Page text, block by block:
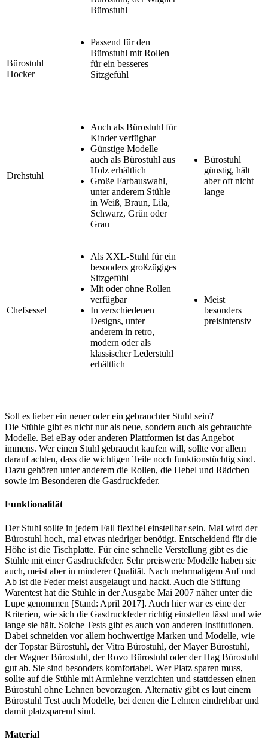
Bürostuhl
Bürostuhl
Hocker
Passend für den
Bürostuhl mit Rollen
für ein besseres
Sitzgefühl
Drehstuhl
Auch als Bürostuhl für
Kinder verfügbar
Günstige Modelle
auch als Bürostuhl aus
Holz erhältlich
Große Farbauswahl,
unter anderem Stühle
in Weiß, Braun, Lila,
Schwarz, Grün oder
Grau
Bürostuhl
günstig, hält
aber oft nicht
lange
Chefsessel
Als XXL-Stuhl für ein
besonders großzügiges
Sitzgefühl
Mit oder ohne Rollen
verfügbar
In verschiedenen
Designs, unter
anderem in retro,
modern oder als
klassischer Lederstuhl
erhältlich
Meist
besonders
preisintensiv
Soll es lieber ein neuer oder ein gebrauchter Stuhl sein?
Die Stühle gibt es nicht nur als neue, sondern auch als gebrauchte
Modelle. Bei eBay oder anderen Plattformen ist das Angebot
immens. Wer einen Stuhl gebraucht kaufen will, sollte vor allem
darauf achten, dass die wichtigen Teile noch funktionstüchtig sind.
Dazu gehören unter anderem die Rollen, die Hebel und Rädchen
sowie im Besonderen die Gasdruckfeder.
Funktionalität
Der Stuhl sollte in jedem Fall flexibel einstellbar sein. Mal wird der
Bürostuhl hoch, mal etwas niedriger benötigt. Entscheidend für die
Höhe ist die Tischplatte. Für eine schnelle Verstellung gibt es die
Stühle mit einer Gasdruckfeder. Sehr preiswerte Modelle haben sie
auch, meist aber in minderer Qualität. Nach mehrmaligem Auf und
Ab ist die Feder meist ausgelaugt und hackt. Auch die Stiftung
Warentest hat die Stühle in der Ausgabe Mai 2007 näher unter die
Lupe genommen [Stand: April 2017]. Auch hier war es eine der
Kriterien, wie sich die Gasdruckfeder richtig einstellen lässt und wie
lange sie hält. Solche Tests gibt es auch von anderen Institutionen.
Dabei schneiden vor allem hochwertige Marken und Modelle, wie
der Topstar Bürostuhl, der Vitra Bürostuhl, der Mayer Bürostuhl,
der Wagner Bürostuhl, der Rovo Bürostuhl oder der Hag Bürostuhl
gut ab. Sie sind besonders komfortabel. Wer Platz sparen muss,
sollte auf die Stühle mit Armlehne verzichten und stattdessen einen
Bürostuhl ohne Lehnen bevorzugen. Alternativ gibt es laut einem
Bürostuhl Test auch Modelle, bei denen die Lehnen eindrehbar und
damit platzsparend sind.
Material